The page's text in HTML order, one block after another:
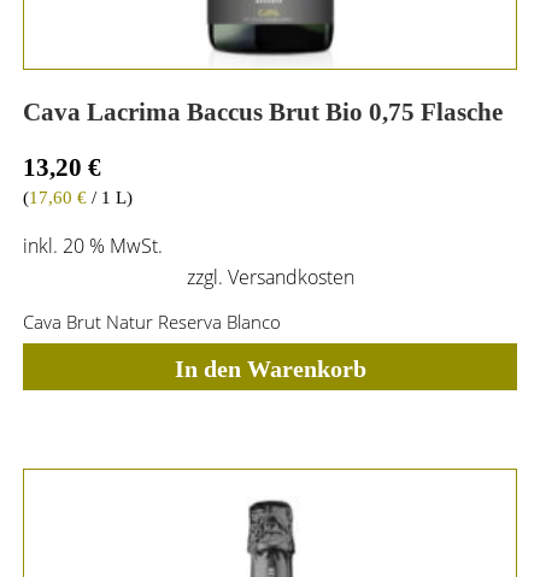
Cava Lacrima Baccus Brut Bio 0,75 Flasche
13,20 €
(17,60 €/ 1 L)
inkl. 20 % MwSt.
zzgl. Versandkosten
Cava Brut Natur Reserva Blanco
In den Warenkorb